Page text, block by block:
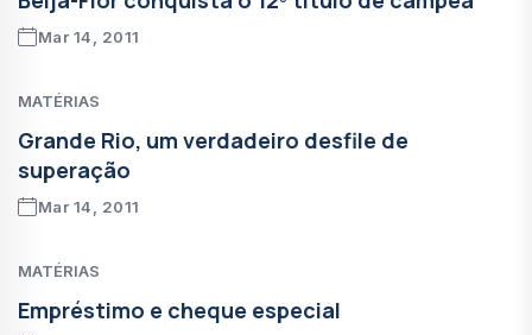
Mar 14, 2011
MATÉRIAS
Grande Rio, um verdadeiro desfile de
superação
Mar 14, 2011
MATÉRIAS
Empréstimo e cheque especial